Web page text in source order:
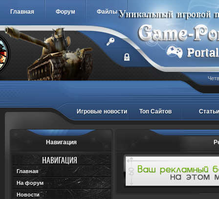
Главная Форум Файлы
Игровые новости Топ Сайтов Статьи
Навигация
Главная
На форум
Новости